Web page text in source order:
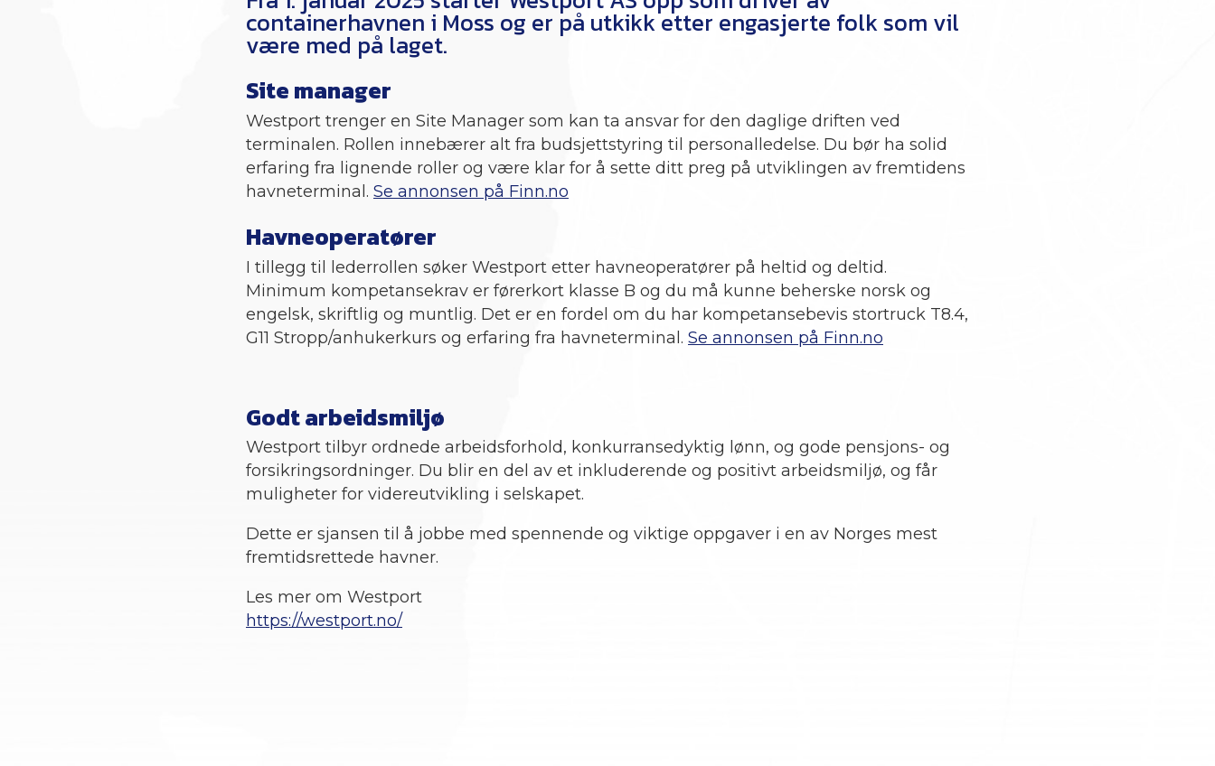
containerhavnen i Moss og er på utkikk etter engasjerte folk som vil
være med på laget.
Site manager
Westport trenger en Site Manager som kan ta ansvar for den daglige driften ved
terminalen. Rollen innebærer alt fra budsjettstyring til personalledelse. Du bør ha solid
erfaring fra lignende roller og være klar for å sette ditt preg på utviklingen av fremtidens
havneterminal. Se annonsen på Finn.no
Havneoperatører
I tillegg til lederrollen søker Westport etter havneoperatører på heltid og deltid.
Minimum kompetansekrav er førerkort klasse B og du må kunne beherske norsk og
engelsk, skriftlig og muntlig. Det er en fordel om du har kompetansebevis stortruck T8.4,
G11 Stropp/anhukerkurs og erfaring fra havneterminal. Se annonsen på Finn.no
Godt arbeidsmiljø
Westport tilbyr ordnede arbeidsforhold, konkurransedyktig lønn, og gode pensjons- og
forsikringsordninger. Du blir en del av et inkluderende og positivt arbeidsmiljø, og får
muligheter for videreutvikling i selskapet.
Dette er sjansen til å jobbe med spennende og viktige oppgaver i en av Norges mest
fremtidsrettede havner.
Les mer om Westport
https://westport.no/